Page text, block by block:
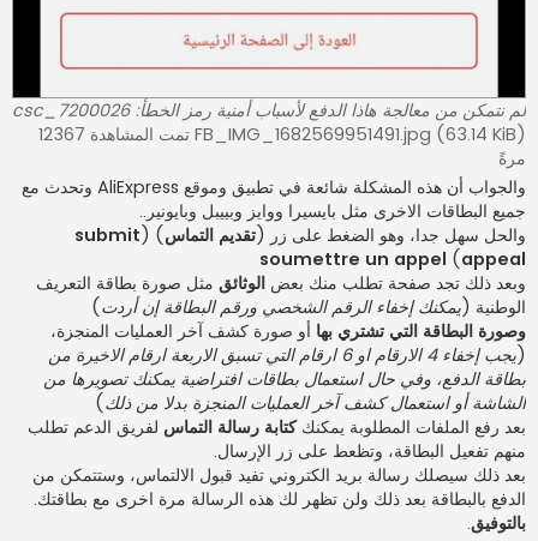
لم نتمكن من معالجة هاذا الدفع لأسباب أمنية رمز الخطأ: csc_7200026
FB_IMG_1682569951491.jpg (63.14 KiB) تمت المشاهدة 12367
مرةً
والجواب أن هذه المشكلة شائعة في تطبيق وموقع AliExpress وتحدث مع
جميع البطاقات الاخرى مثل بايسيرا ووايز وبييبل وبايونير..
والحل سهل جدا، وهو الضغط على زر (تقديم التماس) (
submit
appeal
)
soumettre un appel
وبعد ذلك تجد صفحة تطلب منك بعض الوثائق مثل صورة بطاقة التعريف
الوطنية (يمكنك إخفاء الرقم الشخصي ورقم البطاقة إن أردت)
وصورة البطاقة التي تشتري بها أو صورة كشف آخر العمليات المنجزة،
(
يجب إخفاء 4 الارقام او 6 ارقام التي تسبق الاربعة ارقام الاخيرة من
بطاقة الدفع، وفي حال استعمال بطاقات افتراضية يمكنك تصويرها من
الشاشة أو استعمال كشف آخر العمليات المنجزة بدلا من ذلك)
بعد رفع الملفات المطلوبة يمكنككتابة رسالة التماس لفريق الدعم تطلب
منهم تفعيل البطاقة، وتظعط على زر الإرسال.
بعد ذلك سيصلك رسالة بريد الكتروني تفيد قبول الالتماس، وستتمكن من
الدفع بالبطاقة بعد ذلك ولن تظهر لك هذه الرسالة مرة اخرى مع بطاقتك.
بالتوفيق.